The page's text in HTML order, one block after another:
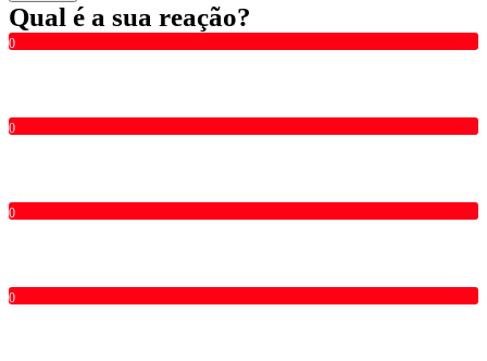
Qual é a sua reação?
0
0
0
0